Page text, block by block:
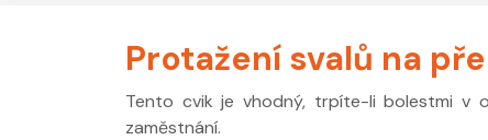
Protažení svalů na
Tento cvik je vhodný, trpíte-li bolestmi v
zaměstnání.